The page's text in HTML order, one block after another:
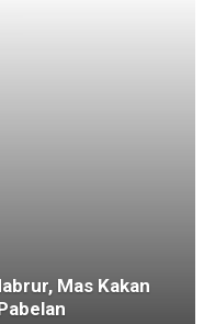
Mas Kakan